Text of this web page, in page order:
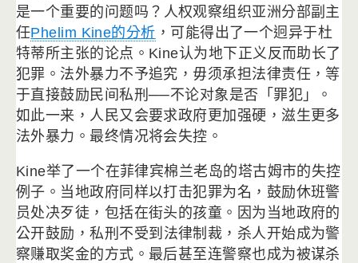
是一个重要的问题吗？ 人权观察组织亚洲分部副主
任Phelim Kine的分析 ，可能得出了一个迥异于杜
特蒂所主张的论点。 Kine认为地下正义反而助长了
犯罪。法外暴力不予追究， 毋须承担法律责任，等
于直接鼓励民间私刑──不论对象是否「 罪犯」。
如此一来，人民又会要求政府更加强硬，滋生更多
法外暴力。最终情况将会失控。
Kine举了一个在菲律宾棉兰老岛的塔古姆市的失控
例子。 当地政府同样以打击犯罪为名，鼓励休班警
员处决歹徒， 包括在街头的孩童。因为当地政府的
公开鼓励，私刑不受到法律制裁，杀人开始成为警
察赚取奖金的方式。最后甚至连警察也成为被谋杀